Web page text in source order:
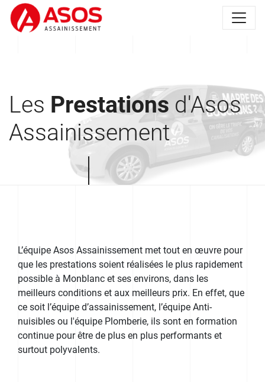
Les Prestations d'Asos
Assainissement
L’équipe Asos Assainissement met tout en œuvre pour
que les prestations soient réalisées le plus rapidement
possible à Monblanc et ses environs, dans les
meilleurs conditions et aux meilleurs prix. En effet, que
ce soit l’équipe d’assainissement, l’équipe Anti-
nuisibles ou l'équipe Plomberie, ils sont en formation
continue pour être de plus en plus performants et
surtout polyvalents.